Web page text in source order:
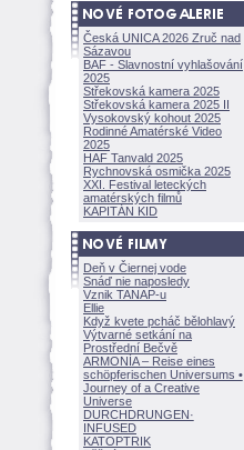
Česká UNICA 2026 Zruč nad
Sázavou
BAF - Slavnostní vyhlašování
2025
Střekovská kamera 2025
Střekovská kamera 2025 II
Vysokovský kohout 2025
Rodinné Amatérské Video
2025
HAF Tanvald 2025
Rychnovská osmička 2025
XXI. Festival leteckých
amatérských filmů
KAPITÁN KID
Deň v Čiernej vode
Snáď nie naposledy
Vznik TANAP-u
Ellie
Když kvete pcháč bělohlavý
Výtvarné setkání na
Prostřední Bečvě
ARMONÍA – Reise eines
schöpferischen Universums •
Journey of a Creative
Universe
DURCHDRUNGEN·
INFUSED
KATOPTRIK